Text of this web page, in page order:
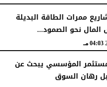
ممرات الطاقة البديلة
المال نحو الصمود...
04:03 مـ
المؤسسي يبحث عن
رهان السوق